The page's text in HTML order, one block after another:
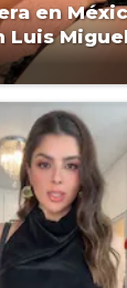
en
Luis